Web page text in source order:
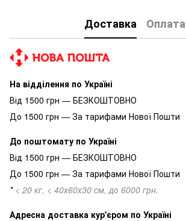
Доставка Оплата
На відділення по Україні
Від 1500 грн — БЕЗКОШТОВНО
До 1500 грн — За тарифами Нової Пошти
До поштомату по Україні
Від 1500 грн — БЕЗКОШТОВНО
До 1500 грн — За тарифами Нової Пошти
* < 20 кг, < 40х60х30 см, до 6000 грн.
Адресна доставка кур'єром по Україні